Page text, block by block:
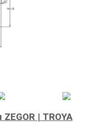
| TROYA